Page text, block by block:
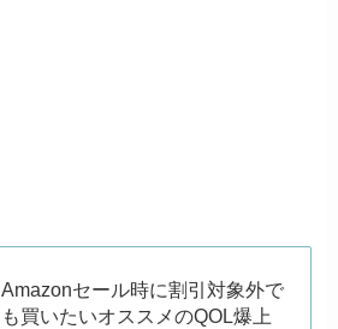
Amazonセール時に割引対象外で
も買いたいオススメのQOL爆上